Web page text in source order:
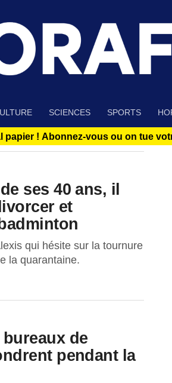
SCIENCES SPORTS
papier ! Abonnez-vous ou on tue
ses 40 ans, il
et
qui hésite sur la tournure
la quarantaine.
de
pendant la